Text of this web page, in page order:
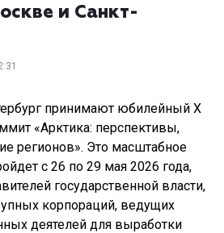
и Санкт-
принимают юбилейный X
«Арктика: перспективы,
регионов». Это масштабное
с 26 по 29 мая 2026 года,
государственной власти,
корпораций, ведущих
деятелей для выработки